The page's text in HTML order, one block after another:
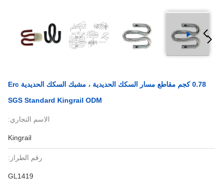
0.78 كجم مقاطع مسار السكك الحديدية ، مشبك السكك الحديدية Erc
SGS Standard Kingrail ODM
الاسم التجاري:
Kingrail
رقم الطراز:
GL1419